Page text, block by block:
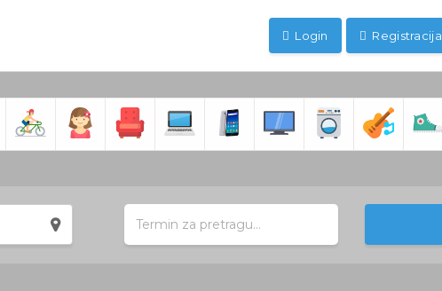
Login Registracija